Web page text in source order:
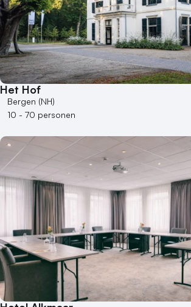
Het Hof
Bergen (NH)
10 - 70 personen